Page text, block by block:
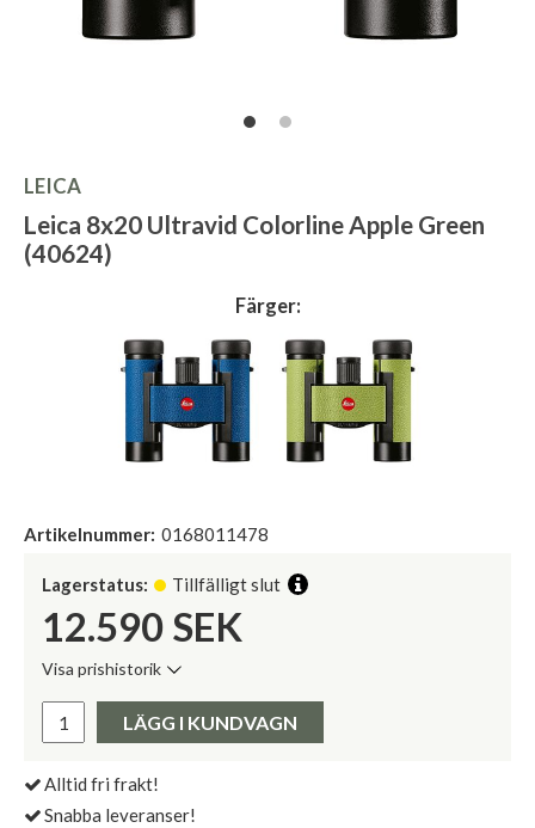
LEICA
Leica 8x20 Ultravid Colorline Apple Green
(40624)
Färger:
Artikelnummer: 0168011478
Lagerstatus: Tillfälligt slut
12.590 SEK
Visa prishistorik
Pris:
LÄGG I KUNDVAGN
Alltid fri frakt!
Snabba leveranser!